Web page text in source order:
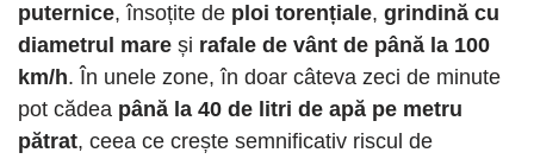
puternice, însoțite de ploi torențiale, grindină cu
diametrul mare și rafale de vânt de până la 100
km/h. În unele zone, în doar câteva zeci de minute
pot cădea până la 40 de litri de apă pe metru
pătrat, ceea ce crește semnificativ riscul de